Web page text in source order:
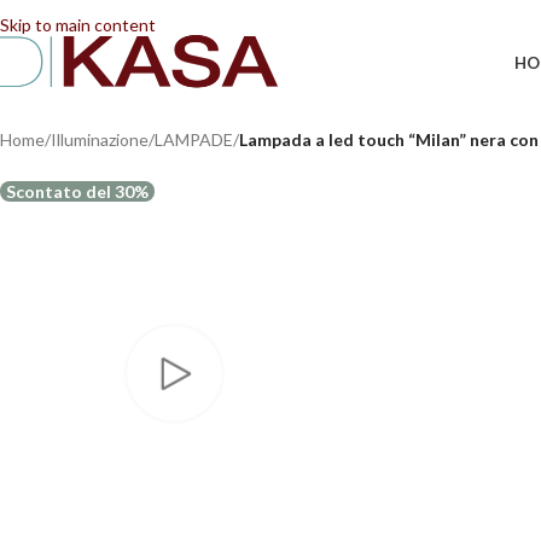
Skip to main content
Home/Illuminazione/LAMPADE/Lampada a led touch “Milan” nera
Scontato del 30%